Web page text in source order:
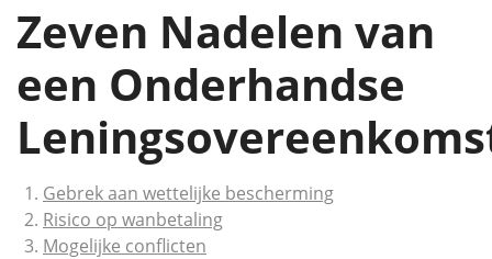
Zeven Nadelen van
een Onderhandse
Gebrek aan wettelijke bescherming
Risico op wanbetaling
Mogelijke conflicten